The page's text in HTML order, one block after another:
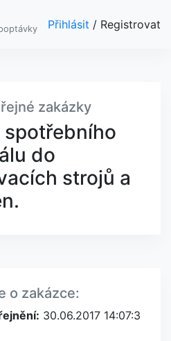
Přihlásit / Registrovat
zakázky
spotřebního
do
strojů a
o zakázce:
30.06.2017 14:07:3